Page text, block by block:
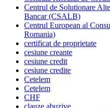
Centrul de Solutionare
Bancar (CSALB)
Centrul European al
Romania)
certificat de proprietate
cesiune creante
cesiune credit
cesiune credite
Cetelem
Cetelem
CHF
clauze abuzive